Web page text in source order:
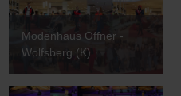
Modenhaus Offner -
Wolfsberg (K)